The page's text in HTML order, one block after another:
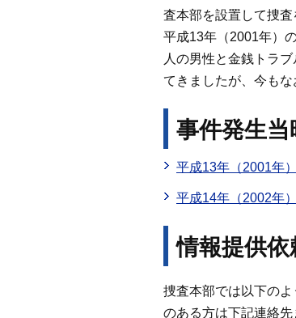
査本部を設置して捜査
平成13年（2001年）
人の男性と金銭トラ
てきましたが、今もな
事件発生
平成13年（2001年
平成14年（2002年
情報提供依
捜査本部では以下の
のある方は下記連絡先